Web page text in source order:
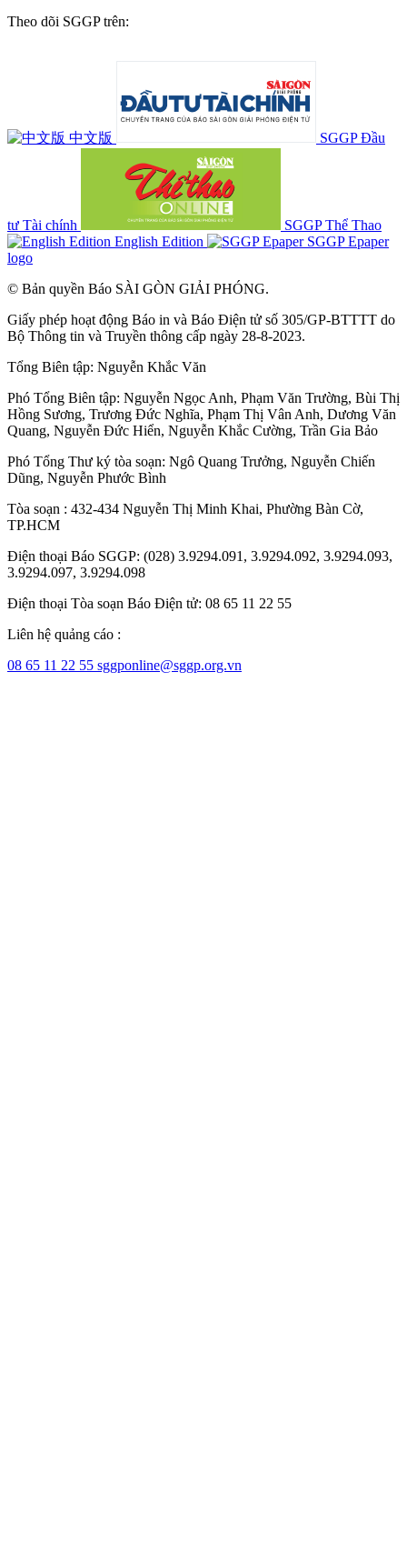
Theo dõi SGGP trên:
中文版 SGGP Đầu
tư Tài chính
SGGP Thể Thao
English Edition
SGGP Epaper
logo
© Bản quyền Báo SÀI GÒN GIẢI PHÓNG.
Giấy phép hoạt động Báo in và Báo Điện tử số 305/GP-BTTTT do
Bộ Thông tin và Truyền thông cấp ngày 28-8-2023.
Tổng Biên tập: Nguyễn Khắc Văn
Phó Tổng Biên tập: Nguyễn Ngọc Anh, Phạm Văn Trường, Bùi Thị
Hồng Sương, Trương Đức Nghĩa, Phạm Thị Vân Anh, Dương Văn
Quang, Nguyễn Đức Hiển, Nguyễn Khắc Cường, Trần Gia Bảo
Phó Tổng Thư ký tòa soạn: Ngô Quang Trưởng, Nguyễn Chiến
Dũng, Nguyễn Phước Bình
Tòa soạn : 432-434 Nguyễn Thị Minh Khai, Phường Bàn Cờ,
TP.HCM
Điện thoại Báo SGGP: (028) 3.9294.091, 3.9294.092, 3.9294.093,
3.9294.097, 3.9294.098
Điện thoại Tòa soạn Báo Điện tử: 08 65 11 22 55
Liên hệ quảng cáo :
08 65 11 22 55 sggponline@sggp.org.vn